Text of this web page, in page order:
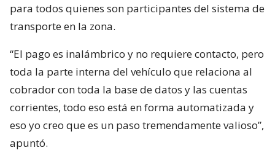
para todos quienes son participantes del sistema de
transporte en la zona.
“El pago es inalámbrico y no requiere contacto, pero
toda la parte interna del vehículo que relaciona al
cobrador con toda la base de datos y las cuentas
corrientes, todo eso está en forma automatizada y
eso yo creo que es un paso tremendamente valioso”,
apuntó.